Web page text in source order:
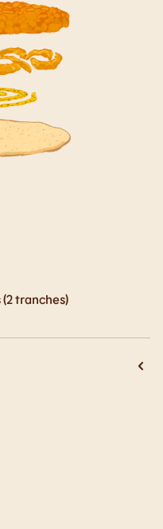
tranches)